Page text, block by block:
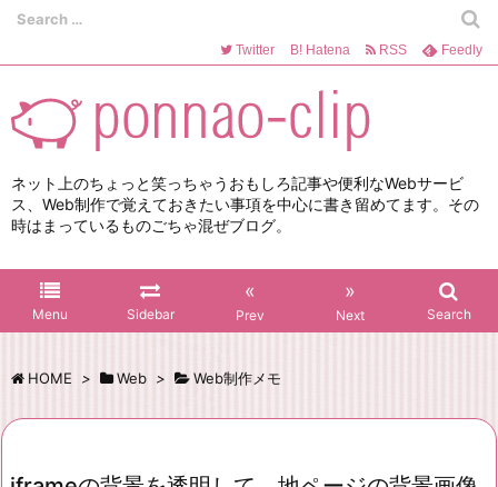
ネット上のちょっと笑っちゃうおもしろ記事や便利なWebサービ
ス、Web制作で覚えておきたい事項を中心に書き留めてます。その
時はまっているものごちゃ混ぜブログ。
Menu Sidebar
«
Prev
»
Next Search
Twitter B! Hatena RSS Feedly
HOME > Web > Web制作メモ